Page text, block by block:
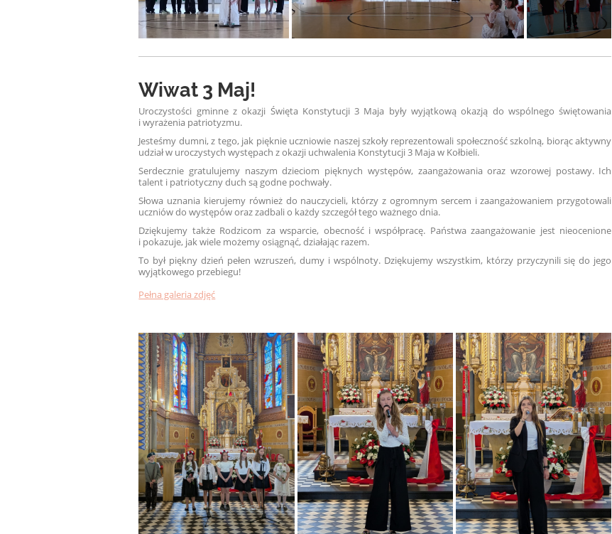
Wiwat 3 Maj!
Uroczystości gminne z okazji Święta Konstytucji 3 Maja były wyjątkową okazją do wspólnego świętowania
i wyrażenia patriotyzmu.
Jesteśmy dumni, z tego, jak pięknie uczniowie naszej szkoły reprezentowali społeczność szkolną, biorąc aktywny
udział w uroczystych występach z okazji uchwalenia Konstytucji 3 Maja w Kołbieli.
Serdecznie gratulujemy naszym dzieciom pięknych występów, zaangażowania oraz wzorowej postawy. Ich
talent i patriotyczny duch są godne pochwały.
Słowa uznania kierujemy również do nauczycieli, którzy z ogromnym sercem i zaangażowaniem przygotowali
uczniów do występów oraz zadbali o każdy szczegół tego ważnego dnia.
Dziękujemy także Rodzicom za wsparcie, obecność i współpracę. Państwa zaangażowanie jest nieocenione
i pokazuje, jak wiele możemy osiągnąć, działając razem.
To był piękny dzień pełen wzruszeń, dumy i wspólnoty. Dziękujemy wszystkim, którzy przyczynili się do jego
wyjątkowego przebiegu!
Pełna galeria zdjęć